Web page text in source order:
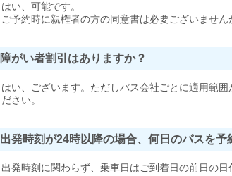
はい、可能です。
ご予約時に親権者の方の同意書は必要ございませ
障がい者割引はありますか？
はい、ございます。ただしバス会社ごとに適用範
ださい。
出発時刻が24時以降の場合、何日のバスを予
出発時刻に関わらず、乗車日はご到着日の前日の日